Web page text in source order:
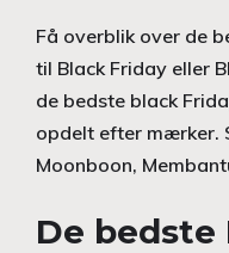
Få overblik over de
til Black Friday eller
de bedste black
opdelt efter mærker.
Moonboon,
De bedste